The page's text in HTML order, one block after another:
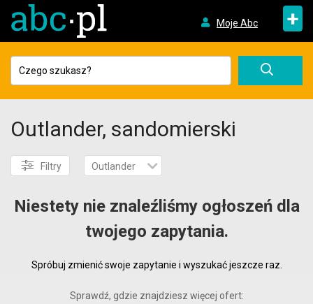
Moje Abc +
Outlander, sandomierski
Filtry Outlander
Niestety nie znaleźliśmy ogłoszeń dla
twojego zapytania.
Spróbuj zmienić swoje zapytanie i wyszukać jeszcze raz.
Sprawdź, gdzie znajdziesz więcej ofert: